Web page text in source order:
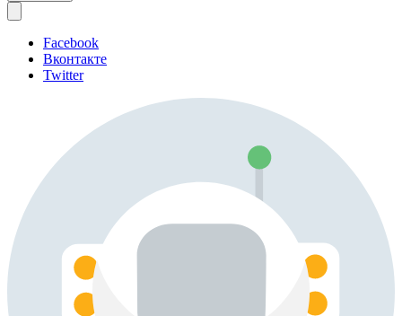
Facebook
Вконтакте
Twitter